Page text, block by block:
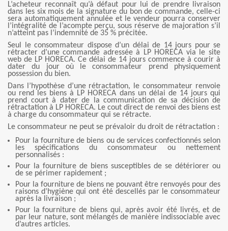
L’acheteur reconnaît qu’à défaut pour lui de prendre livraison
dans les six mois de la signature du bon de commande, celle-ci
sera automatiquement annulée et le vendeur pourra conserver
l’intégralité de l’acompte perçu, sous réserve de majoration s’il
n’atteint pas l’indemnité de 35 % précitée.
Seul le consommateur dispose d’un délai de 14 jours pour se
rétracter d’une commande adressée à LP HORECA via le site
web de LP HORECA. Ce délai de 14 jours commence à courir à
dater du jour où le consommateur prend physiquement
possession du bien.
Dans l’hypothèse d’une rétractation, le consommateur renvoie
ou rend les biens à LP HORECA dans un délai de 14 jours qui
prend court à dater de la communication de sa décision de
rétractation à LP HORECA. Le cout direct de renvoi des biens est
à charge du consommateur qui se rétracte.
Le consommateur ne peut se prévaloir du droit de rétractation :
Pour la fourniture de biens ou de services confectionnés selon
les spécifications du consommateur ou nettement
personnalisés :
Pour la fourniture de biens susceptibles de se détériorer ou
de se périmer rapidement ;
Pour la fourniture de biens ne pouvant être renvoyés pour des
raisons d’hygiène qui ont été descellés par le consommateur
après la livraison ;
Pour la fourniture de biens qui, après avoir été livrés, et de
par leur nature, sont mélangés de manière indissociable avec
d’autres articles.